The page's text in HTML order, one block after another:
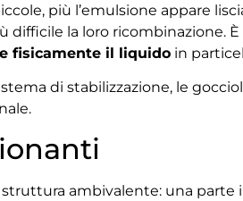
più l’emulsione appare
la loro ricombinazione. È
fisicamente il liquido in
di stabilizzazione, le
ambivalente: una parte